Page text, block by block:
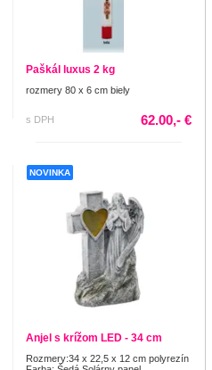
Paškál luxus 2 kg
rozmery 80 x 6 cm biely
s DPH 62.00,- €
NOVINKA
Anjel s krížom LED - 34 cm
Rozmery:34 x 22,5 x 12 cm polyrezín